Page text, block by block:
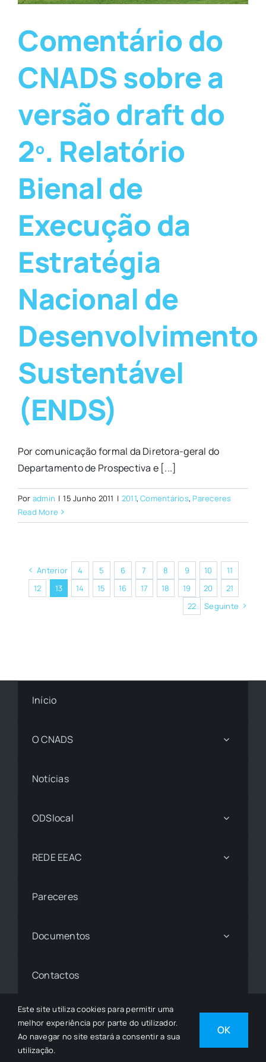
Comentário do
CNADS sobre a
versão draft do
2º. Relatório
Bienal de
Execução da
Estratégia
Nacional de
Desenvolvimento
Sustentável
(ENDS)
Por comunicação formal da Diretora-geral do
Departamento de Prospectiva e [...]
Por admin | 15 Junho 2011 | 2011,Comentários, Pareceres
Read More
Anterior 4 5 6 7 8 9 10
11
12
13 14 15 16 17 18 19 20
21
22
Seguinte
Início
O CNADS
Notícias
ODSlocal
REDE EEAC
Pareceres
Documentos
Contactos
© 1997 - 2026• © Todos os Direitos Reservados •
Desenvolvido porSGSI
Este site utiliza cookies para permitir uma
melhor experiência por parte do utilizador.
Ao navegar no site estará a consentir a sua
utilização.
OK